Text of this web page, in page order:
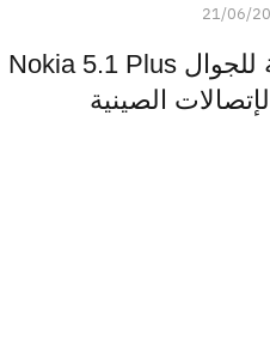
21/06/
المواصفات الرئيسية للجوال Nokia 5.1 Plus
الصينية